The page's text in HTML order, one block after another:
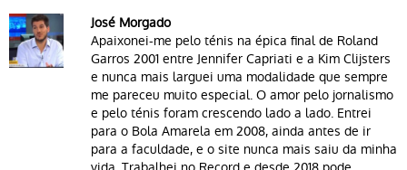
José Morgado
Apaixonei-me pelo ténis na épica final de Roland
Garros 2001 entre Jennifer Capriati e a Kim Clijsters
e nunca mais larguei uma modalidade que sempre
me pareceu muito especial. O amor pelo jornalismo
e pelo ténis foram crescendo lado a lado. Entrei
para o Bola Amarela em 2008, ainda antes de ir
para a faculdade, e o site nunca mais saiu da minha